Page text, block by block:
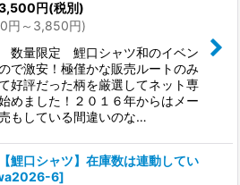
円(税別)
円 ～3,850円)
数量限定 鯉口シャツ和のイベン
で激安！極僅かな販売ルートのみ
好評だった柄を厳選してネット専
めました！２０１６年からはメー
もしている間違いのな…
鯉口シャツ】在庫数は連動してい
6]